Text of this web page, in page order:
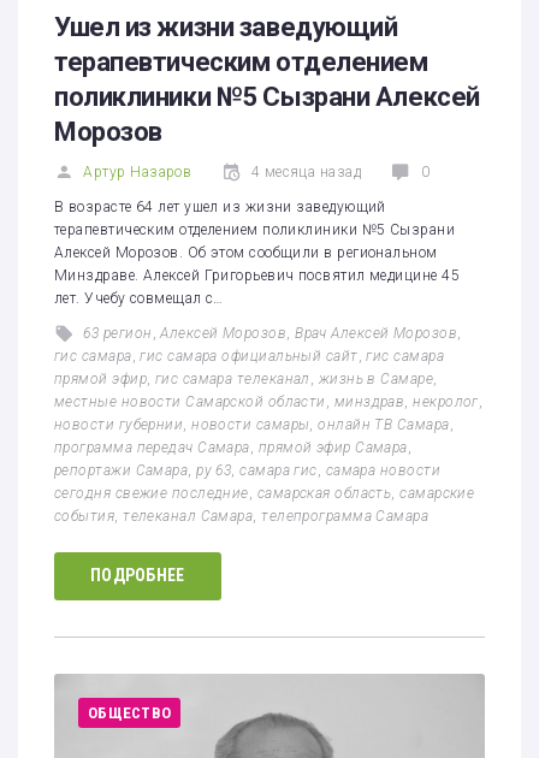
Ушел из жизни заведующий
терапевтическим отделением
поликлиники №5 Сызрани Алексей
Морозов
Артур Назаров 4 месяца назад 0
В возрасте 64 лет ушел из жизни заведующий
терапевтическим отделением поликлиники №5 Сызрани
Алексей Морозов. Об этом сообщили в региональном
Минздраве. Алексей Григорьевич посвятил медицине 45
лет. Учебу совмещал с…
63 регион ,Алексей Морозов ,Врач Алексей Морозов
гис самара ,гис самара официальный сайт ,гис самара
прямой эфир, гис самара телеканал жизнь в Самаре
местные новости Самарской области
минздрав ,некролог
новости губернии ,новости самары ,онлайн ТВ Самара
программа передач Самара прямой эфир Самара
репортажи Самара ,ру 63 ,самара гис самара новости
сегодня свежие последние самарская область ,самарские
события ,телеканал Самара ,телепрограмма Самара
ПОДРОБНЕЕ
ОБЩЕСТВО